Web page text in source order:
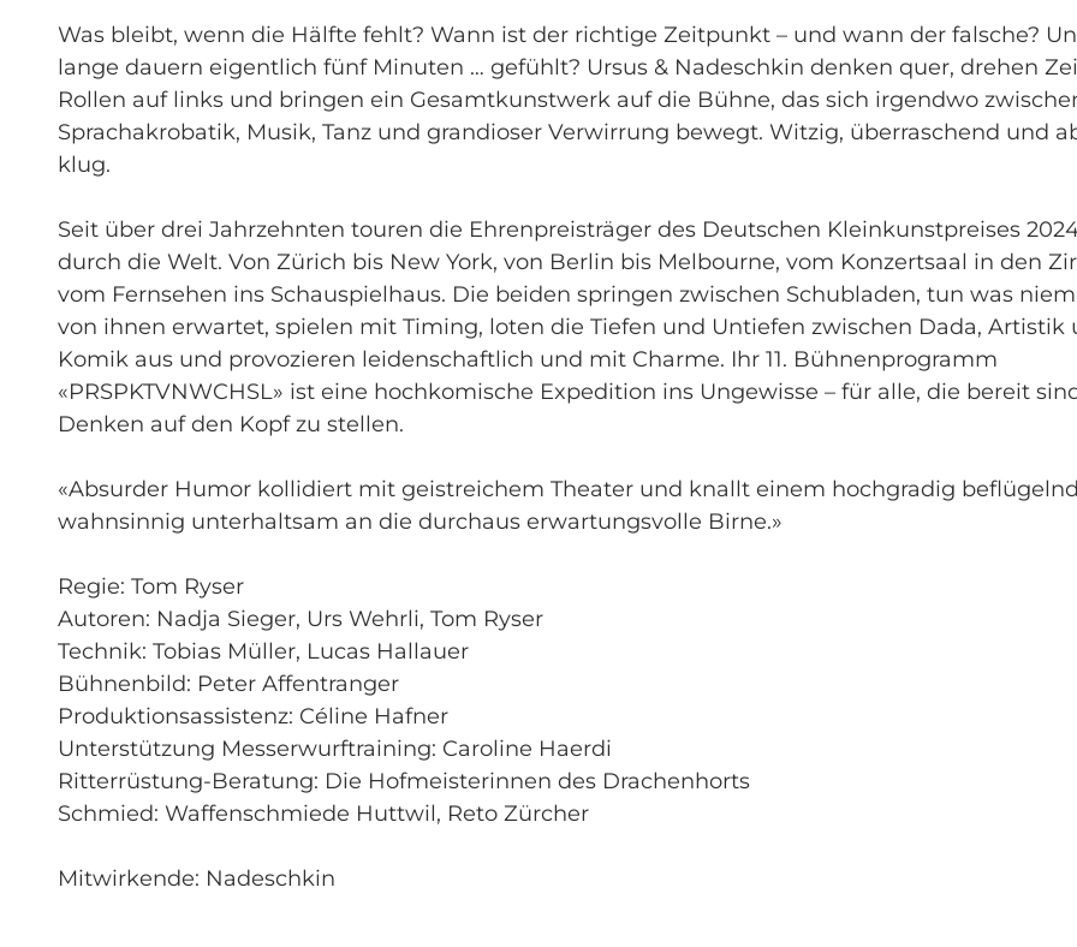
Was bleibt, wenn die Hälfte fehlt? Wann ist der richtige Zeitpunkt – und wann der falsche?
lange dauern eigentlich fünf Minuten … gefühlt? Ursus & Nadeschkin denken quer, drehen
Rollen auf links und bringen ein Gesamtkunstwerk auf die Bühne, das sich irgendwo
Sprachakrobatik, Musik, Tanz und grandioser Verwirrung bewegt. Witzig, überraschend und
klug.
Seit über drei Jahrzehnten touren die Ehrenpreisträger des Deutschen Kleinkunstpreises
durch die Welt. Von Zürich bis New York, von Berlin bis Melbourne, vom Konzertsaal in den
vom Fernsehen ins Schauspielhaus. Die beiden springen zwischen Schubladen, tun was
von ihnen erwartet, spielen mit Timing, loten die Tiefen und Untiefen zwischen Dada, Artistik
Komik aus und provozieren leidenschaftlich und mit Charme. Ihr 11. Bühnenprogramm
«PRSPKTVNWCHSL» ist eine hochkomische Expedition ins Ungewisse – für alle, die bereit
Denken auf den Kopf zu stellen.
«Absurder Humor kollidiert mit geistreichem Theater und knallt einem hochgradig
wahnsinnig unterhaltsam an die durchaus erwartungsvolle Birne.»
Regie: Tom Ryser
Autoren: Nadja Sieger, Urs Wehrli, Tom Ryser
Technik: Tobias Müller, Lucas Hallauer
Bühnenbild: Peter Affentranger
Produktionsassistenz: Céline Hafner
Unterstützung Messerwurftraining: Caroline Haerdi
Ritterrüstung-Beratung: Die Hofmeisterinnen des Drachenhorts
Schmied: Waffenschmiede Huttwil, Reto Zürcher
Mitwirkende: Nadeschkin